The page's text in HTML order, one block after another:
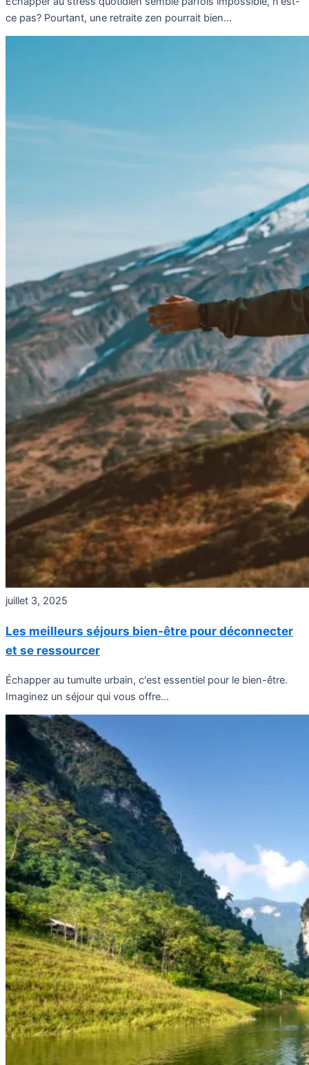
ce pas? Pourtant, une retraite zen pourrait bien...
juillet 3, 2025
Les meilleurs séjours bien-être pour déconnecter
et se ressourcer
Échapper au tumulte urbain, c'est essentiel pour le bien-être.
Imaginez un séjour qui vous offre...